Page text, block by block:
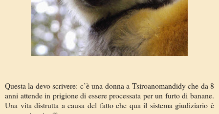
Questa la devo scrivere: c’è una donna a Tsiroanomandidy che da 8
anni attende in prigione di essere processata per un furto di banane.
Una vita distrutta a causa del fatto che qua il sistema giudiziario è